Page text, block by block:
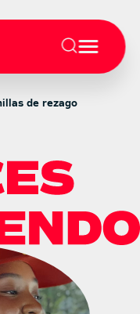
de rezago